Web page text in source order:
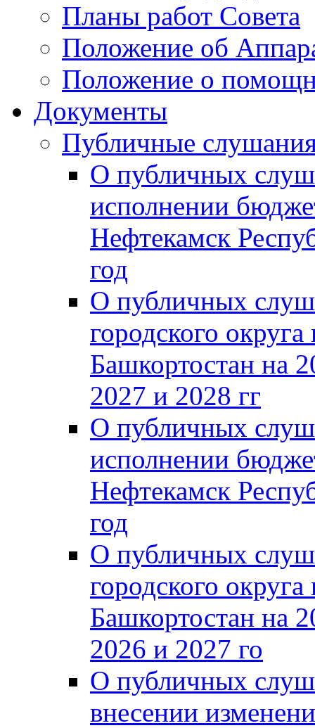
Планы работ Совета
Положение об
Положение о
Документы
Публичные
О публичных
исполнении
Нефтекамск
год
О публичных
городского
Башкортостан на
2027 и 2028 гг
О публичных
исполнении
Нефтекамск
год
О публичных
городского
Башкортостан на
2026 и 2027 го
О публичных
внесении